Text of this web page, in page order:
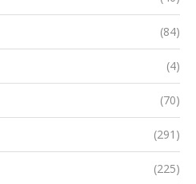
(84)
(4)
(70)
(291)
(225)